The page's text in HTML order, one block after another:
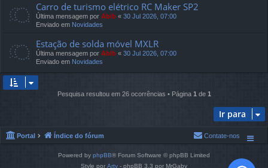
Carro de turismo elétrico RC Maker SP2
Última mensagem por Abib « 30 Jul 2026, 07:00
Enviado em Novidades
Estação de solda móvel MXLR
Última mensagem por Abib « 30 Jul 2026, 07:00
Enviado em Novidades
Pesquisa resultou em 26 ocorrências • Página 1 de 1
Ir para
Portal Índice do fórum Contate-nos
Powered by phpBB® Forum Software © phpBB Limited
Style por Arty - phpBB 3.3 por MrGaby